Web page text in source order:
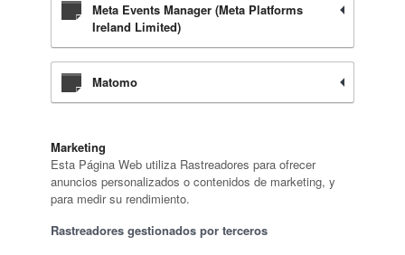
Meta Events Manager (Meta Platforms
Ireland Limited)
Matomo
Marketing
Esta Página Web utiliza Rastreadores para ofrecer
anuncios personalizados o contenidos de marketing, y
para medir su rendimiento.
Rastreadores gestionados por terceros